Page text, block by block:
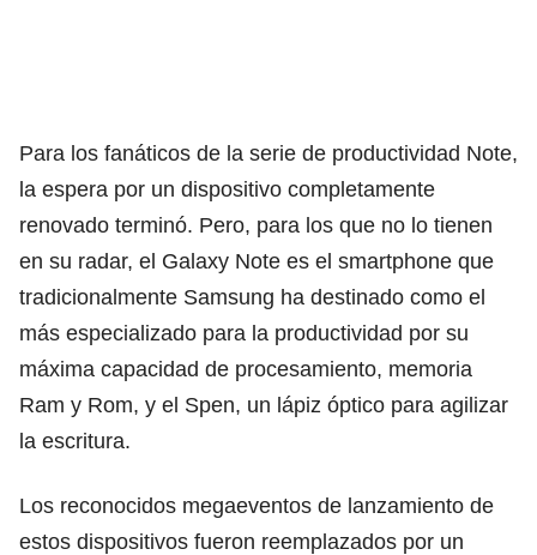
Para los fanáticos de la serie de productividad Note,
la espera por un dispositivo completamente
renovado terminó. Pero, para los que no lo tienen
en su radar, el Galaxy Note es el smartphone que
tradicionalmente Samsung ha destinado como el
más especializado para la productividad por su
máxima capacidad de procesamiento, memoria
Ram y Rom, y el Spen, un lápiz óptico para agilizar
la escritura.
Los reconocidos megaeventos de lanzamiento de
estos dispositivos fueron reemplazados por un